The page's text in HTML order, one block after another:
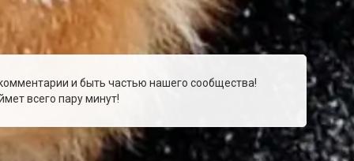
и быть частью нашего сообщества!
всего пару минут!